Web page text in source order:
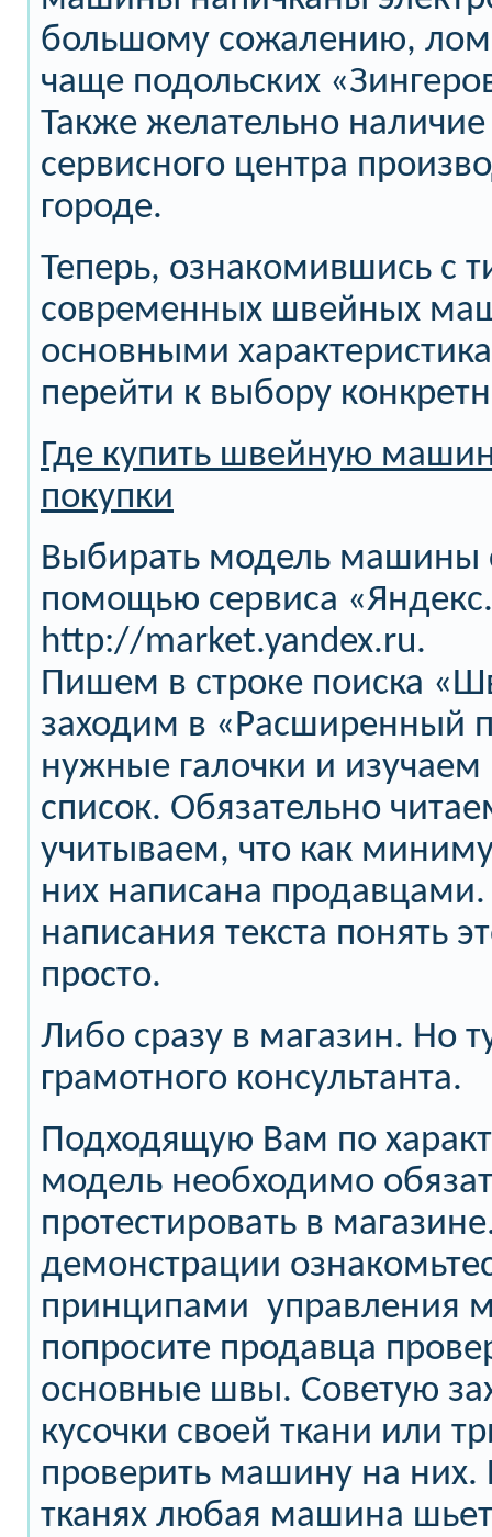
большому сожалению,
чаще подольских
Также желательно
сервисного центра
городе.
Теперь, ознакомившись с
современных швейных
основными
перейти к выбору
Где купить швейную
покупки
Выбирать модель машины
помощью сервиса
http://market.yandex.ru.
Пишем в строке поиска
заходим в «Расширенный
нужные галочки и
список. Обязательно
учитываем, что как
них написана продавцами.
написания текста понять
просто.
Либо сразу в магазин. Но
грамотного консультанта.
Подходящую Вам по
модель необходимо
протестировать в
демонстрации
принципами управления
попросите продавца
основные швы. Советую
кусочки своей ткани или
проверить машину на них.
тканях любая машина